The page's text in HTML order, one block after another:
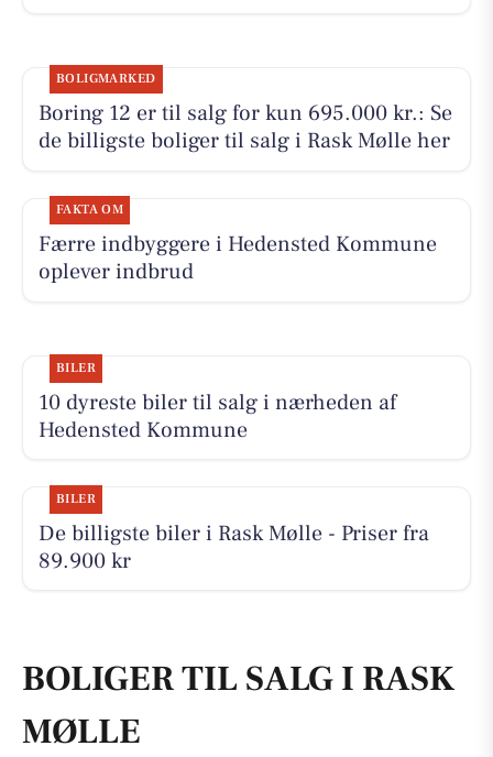
BOLIGMARKED
Boring 12 er til salg for kun 695.000 kr.: Se
de billigste boliger til salg i Rask Mølle her
FAKTA OM
Færre indbyggere i Hedensted Kommune
oplever indbrud
BILER
10 dyreste biler til salg i nærheden af
Hedensted Kommune
BILER
De billigste biler i Rask Mølle - Priser fra
89.900 kr
BOLIGER TIL SALG I RASK
MØLLE